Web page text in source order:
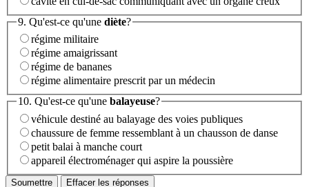
9. Qu'est-ce qu'une diète?
régime militaire
régime amaigrissant
régime de bananes
régime alimentaire prescrit par un médecin
10. Qu'est-ce qu'une balayeuse?
véhicule destiné au balayage des voies publiques
chaussure de femme ressemblant à un chausson de danse
petit balai à manche court
appareil électroménager qui aspire la poussière